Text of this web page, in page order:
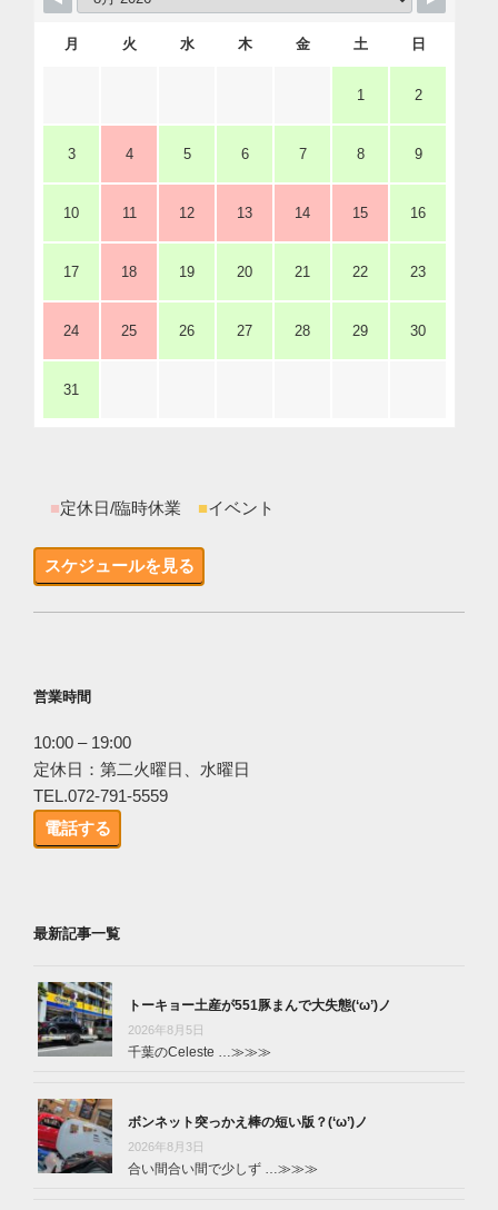
月 火 水 木 金 土 日
1 2
3 4 5 6 7 8 9
10 11 12 13 14 15 16
17 18 19 20 21 22 23
24 25 26 27 28 29 30
31
■定休日/臨時休業 ■イベント
スケジュールを見る
営業時間
10:00 – 19:00
定休日：第二火曜日、水曜日
TEL.072-791-5559
電話する
最新記事一覧
トーキョー土産が551豚まんで大失態(‘ω’)ノ
2026年8月5日
千葉のCeleste … ≫≫≫
ボンネット突っかえ棒の短い版？(‘ω’)ノ
2026年8月3日
合い間合い間で少しず … ≫≫≫